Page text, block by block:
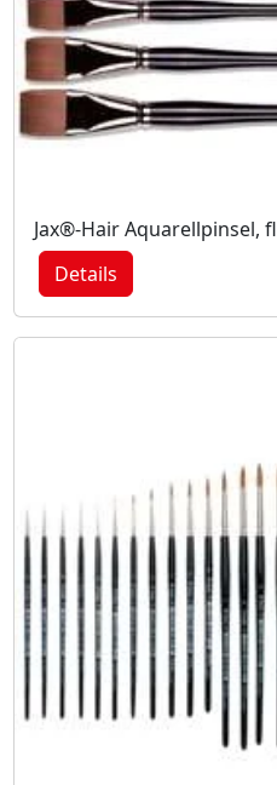
Jax®-Hair Aquarellpinsel,
Details